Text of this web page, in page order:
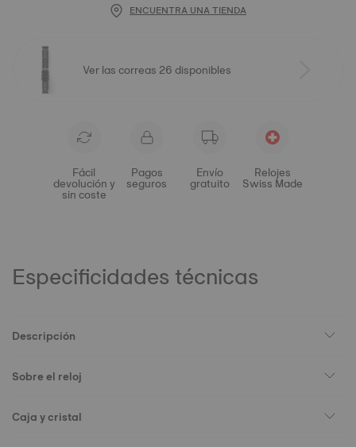
ENCUENTRA UNA TIENDA
Ver las correas 26 disponibles
Fácil
devolución y
sin coste
Pagos
seguros
Envío
gratuito
Relojes
Swiss Made
Especificidades técnicas
Descripción
Sobre el reloj
Caja y cristal